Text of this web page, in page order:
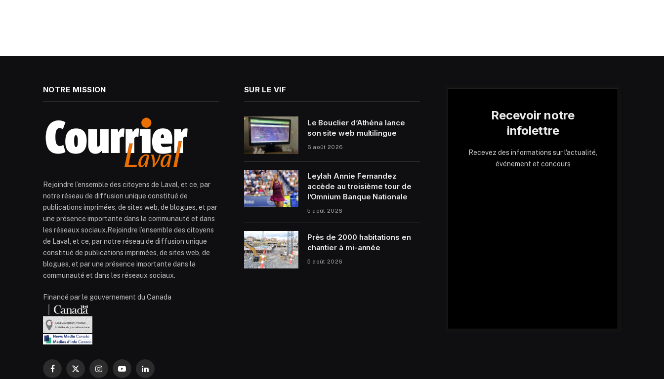
NOTRE MISSION
Rejoindre l’ensemble des citoyens de Laval, et ce, par
notre réseau de diffusion unique constitué de
publications imprimées, de sites web, de blogues, et par
une présence importante dans la communauté et dans
les réseaux sociaux.Rejoindre l’ensemble des citoyens
de Laval, et ce, par notre réseau de diffusion unique
constitué de publications imprimées, de sites web, de
blogues, et par une présence importante dans la
communauté et dans les réseaux sociaux.
Financé par le gouvernement du Canada
Facebook
X InstagramYouTubeLinkedIn
SUR LE VIF
Le Bouclier d’Athéna lance
son site web multilingue
6 août 2026
Leylah Annie Fernandez
accède au troisième tour de
l’Omnium Banque Nationale
5 août 2026
Près de 2000 habitations en
chantier à mi-année
5 août 2026
Recevoir notre
infolettre
Recevez des informations sur l'actualité,
événement et concours